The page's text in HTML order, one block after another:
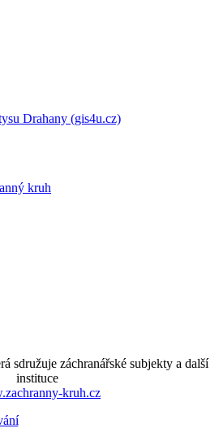
Drahany (gis4u.cz)
sdružuje záchranářské subjekty a další
instituce
kruh.cz